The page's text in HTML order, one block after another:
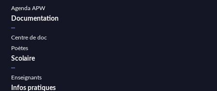
Agenda APW
Documentation
Centre de doc
Poètes
Scolaire
Enseignants
Infos pratiques